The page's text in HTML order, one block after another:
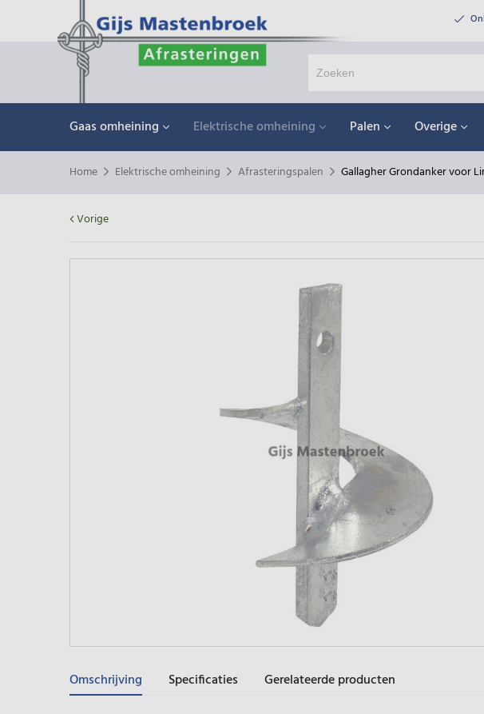
Gaas omheining Elektrische omheining Palen Overige
Home Elektrische omheining Afrasteringspalen Gallagher Grondanker voor
Vorige
Omschrijving Specificaties Gerelateerde producten